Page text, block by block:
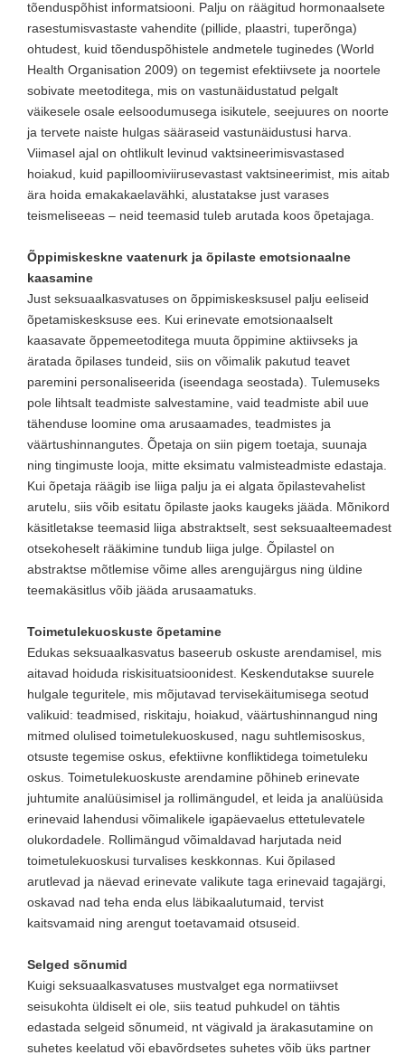
tõenduspõhist informatsiooni. Palju on räägitud hormonaalsete
rasestumisvastaste vahendite (pillide, plaastri, tuperõnga)
ohtudest, kuid tõenduspõhistele andmetele tuginedes (World
Health Organisation 2009) on tegemist efektiivsete ja noortele
sobivate meetoditega, mis on vastunäidustatud pelgalt
väikesele osale eelsoodumusega isikutele, seejuures on noorte
ja tervete naiste hulgas sääraseid vastunäidustusi harva.
Viimasel ajal on ohtlikult levinud vaktsineerimisvastased
hoiakud, kuid papilloomiviirusevastast vaktsineerimist, mis aitab
ära hoida emakakaelavähki, alustatakse just varases
teismeliseeas – neid teemasid tuleb arutada koos õpetajaga.
Õppimiskeskne vaatenurk ja õpilaste emotsionaalne
kaasamine
Just seksuaalkasvatuses on õppimiskesksusel palju eeliseid
õpetamiskesksuse ees. Kui erinevate emotsionaalselt
kaasavate õppemeetoditega muuta õppimine aktiivseks ja
äratada õpilases tundeid, siis on võimalik pakutud teavet
paremini personaliseerida (iseendaga seostada). Tulemuseks
pole lihtsalt teadmiste salvestamine, vaid teadmiste abil uue
tähenduse loomine oma arusaamades, teadmistes ja
väärtushinnangutes. Õpetaja on siin pigem toetaja, suunaja
ning tingimuste looja, mitte eksimatu valmisteadmiste edastaja.
Kui õpetaja räägib ise liiga palju ja ei algata õpilastevahelist
arutelu, siis võib esitatu õpilaste jaoks kaugeks jääda. Mõnikord
käsitletakse teemasid liiga abstraktselt, sest seksuaalteemadest
otsekoheselt rääkimine tundub liiga julge. Õpilastel on
abstraktse mõtlemise võime alles arengujärgus ning üldine
teemakäsitlus võib jääda arusaamatuks.
Toimetulekuoskuste õpetamine
Edukas seksuaalkasvatus baseerub oskuste arendamisel, mis
aitavad hoiduda riskisituatsioonidest. Keskendutakse suurele
hulgale teguritele, mis mõjutavad tervisekäitumisega seotud
valikuid: teadmised, riskitaju, hoiakud, väärtushinnangud ning
mitmed olulised toimetulekuoskused, nagu suhtlemisoskus,
otsuste tegemise oskus, efektiivne konfliktidega toimetuleku
oskus. Toimetulekuoskuste arendamine põhineb erinevate
juhtumite analüüsimisel ja rollimängudel, et leida ja analüüsida
erinevaid lahendusi võimalikele igapäevaelus ettetulevatele
olukordadele. Rollimängud võimaldavad harjutada neid
toimetulekuoskusi turvalises keskkonnas. Kui õpilased
arutlevad ja näevad erinevate valikute taga erinevaid tagajärgi,
oskavad nad teha enda elus läbikaalutumaid, tervist
kaitsvamaid ning arengut toetavamaid otsuseid.
Selged sõnumid
Kuigi seksuaalkasvatuses mustvalget ega normatiivset
seisukohta üldiselt ei ole, siis teatud puhkudel on tähtis
edastada selgeid sõnumeid, nt vägivald ja ärakasutamine on
suhetes keelatud või ebavõrdsetes suhetes võib üks partner